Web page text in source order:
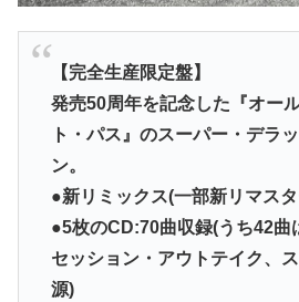
【完全生産限定盤】
発売50周年を記念した『オー
ト・パス』のスーパー・デラ
ン。
●新リミックス(一部新リマス
●5枚のCD:70曲収録(うち42曲
セッション・アウトテイク、
源)